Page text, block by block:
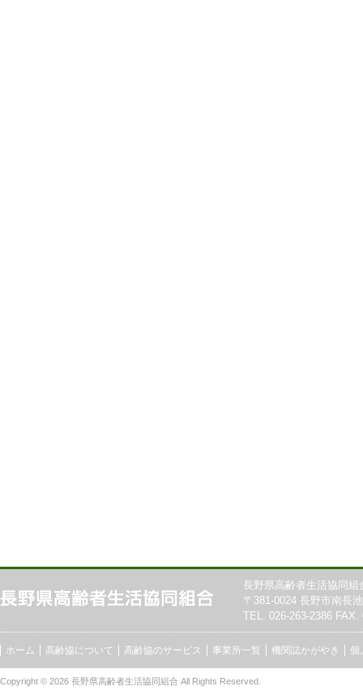
長野県高齢者生活協同組
〒381-0024 長野市南長
TEL. 026-263-2386 FAX.
ホーム 高齢協について 高齢協のサービス 事業所一覧 機関誌かがやき 個
Copyright © 2026 長野県高齢者生活協同組合 All Rights Reserved.